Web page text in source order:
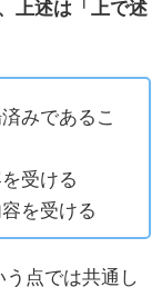
上述は「上で述
みであるこ
受ける
を受ける
点では共通し